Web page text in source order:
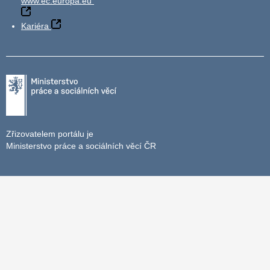
Kariéra
Zřizovatelem portálu je
Ministerstvo práce a sociálních věcí ČR